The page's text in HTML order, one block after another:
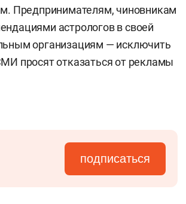
Предпринимателям, чиновникам
астрологов в своей
организациям — исключить
просят отказаться от рекламы
подписаться